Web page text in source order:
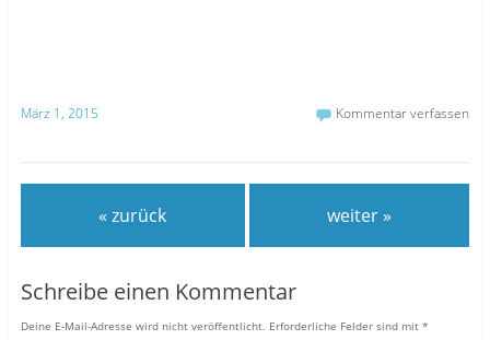
März 1, 2015 Kommentar verfassen
« zurück weiter »
Schreibe einen Kommentar
Deine E-Mail-Adresse wird nicht veröffentlicht. Erforderliche Felder sind mit *